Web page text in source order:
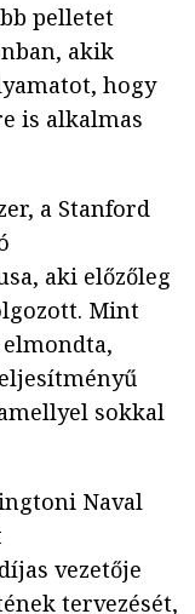
pelletet
akik
hogy
is alkalmas
a Stanford
aki előzőleg
Mint
sokkal
Naval
vezetője
tervezését,